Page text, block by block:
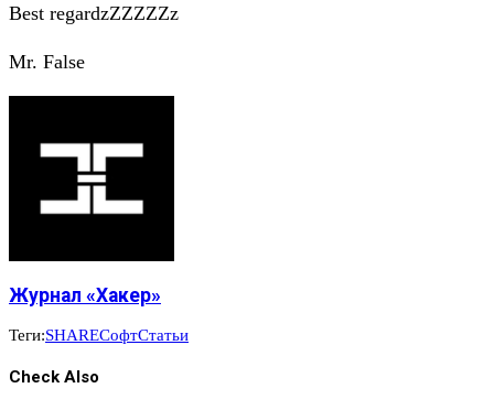
Best regardzZZZZZz
Mr. False
Журнал «Хакер»
Теги:SHAREСофтСтатьи
Check Also